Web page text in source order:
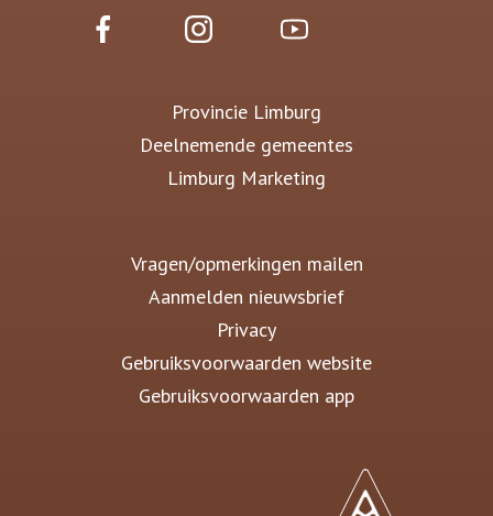
Provincie Limburg
Deelnemende gemeentes
Limburg Marketing
Vragen/opmerkingen mailen
Aanmelden nieuwsbrief
Privacy
Gebruiksvoorwaarden website
Gebruiksvoorwaarden app